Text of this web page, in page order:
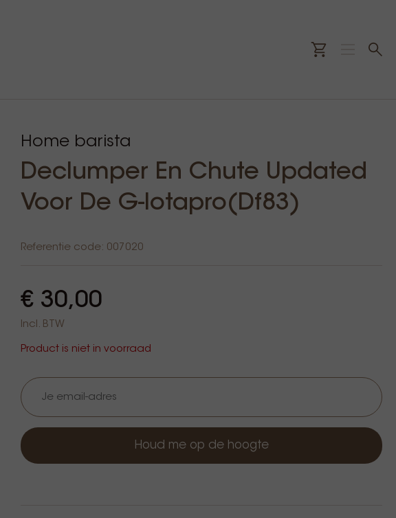
Home barista
Declumper En Chute Updated
Voor De G-Iotapro(Df83)
Referentie code: 007020
€ 30,00
Incl. BTW
Product is niet in voorraad
Houd me op de hoogte